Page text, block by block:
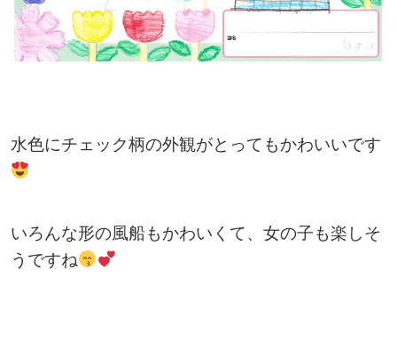
水色にチェック柄の外観がとってもかわいいです
いろんな形の風船もかわいくて、女の子も楽しそ
うですね